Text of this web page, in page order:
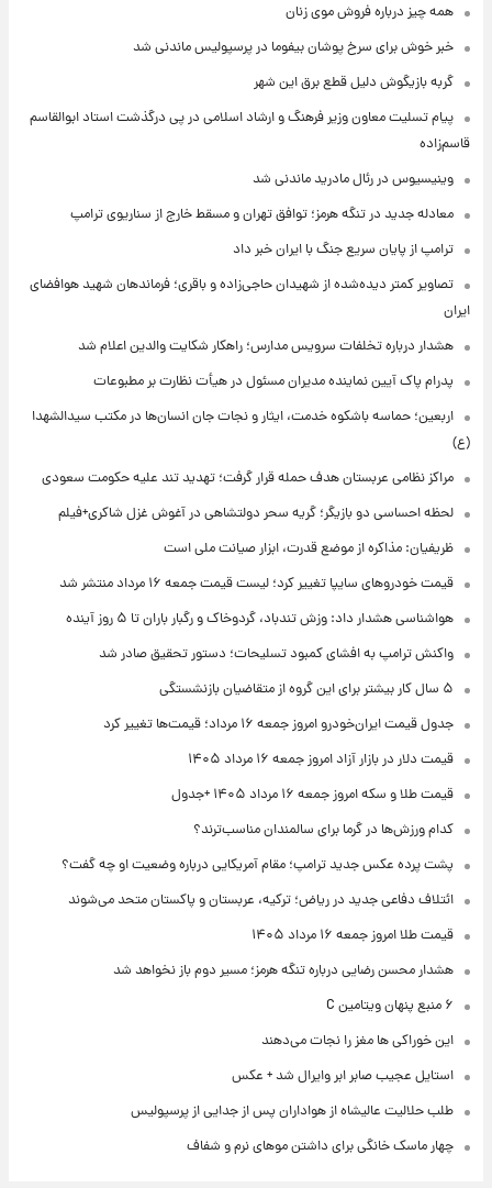
همه چیز درباره فروش موی زنان
خبر خوش برای سرخ پوشان بیفوما در پرسپولیس ماندنی شد
گربه بازیگوش دلیل قطع برق این شهر
پیام تسلیت معاون وزیر فرهنگ و ارشاد اسلامی در پی درگذشت استاد ابوالقاسم
قاسم‌زاده
وینیسیوس در رئال مادرید ماندنی شد
معادله جدید در تنگه هرمز؛ توافق تهران و مسقط خارج از سناریوی ترامپ
ترامپ از پایان سریع جنگ با ایران خبر داد
تصاویر کمتر دیده‌شده از شهیدان حاجی‌زاده و باقری؛ فرماندهان شهید هوافضای
ایران
هشدار درباره تخلفات سرویس مدارس؛ راهکار شکایت والدین اعلام شد
پدرام پاک آیین نماینده مدیران مسئول در هیأت نظارت بر مطبوعات
اربعین؛ حماسه باشکوه خدمت، ایثار و نجات جان انسان‌ها در مکتب سیدالشهدا
(ع)
مراکز نظامی عربستان هدف حمله قرار گرفت؛ تهدید تند علیه حکومت سعودی
لحظه احساسی دو بازیگر؛ گریه سحر دولتشاهی در آغوش غزل شاکری+فیلم
ظریفیان: مذاکره از موضع قدرت، ابزار صیانت ملی است
قیمت خودروهای سایپا تغییر کرد؛ لیست قیمت جمعه ۱۶ مرداد منتشر شد
هواشناسی هشدار داد: وزش تندباد، گردوخاک و رگبار باران تا ۵ روز آینده
واکنش ترامپ به افشای کمبود تسلیحات؛ دستور تحقیق صادر شد
۵ سال کار بیشتر برای این گروه از متقاضیان بازنشستگی
جدول قیمت ایران‌خودرو امروز جمعه ۱۶ مرداد؛ قیمت‌ها تغییر کرد
قیمت دلار در بازار آزاد امروز جمعه ۱۶ مرداد ۱۴۰۵
قیمت طلا و سکه امروز جمعه ۱۶ مرداد ۱۴۰۵ +جدول
کدام ورزش‌ها در گرما برای سالمندان مناسب‌ترند؟
پشت پرده عکس جدید ترامپ؛ مقام آمریکایی درباره وضعیت او چه گفت؟
ائتلاف دفاعی جدید در ریاض؛ ترکیه، عربستان و پاکستان متحد می‌شوند
قیمت طلا امروز جمعه ۱۶ مرداد ۱۴۰۵
هشدار محسن رضایی درباره تنگه هرمز؛ مسیر دوم باز نخواهد شد
۶ منبع پنهان ویتامین C
این خوراکی ها مغز را نجات می‌دهند
استایل عجیب صابر ابر وایرال شد + عکس
طلب حلالیت عالیشاه از هواداران پس از جدایی از پرسپولیس
چهار ماسک خانگی برای داشتن موهای نرم و شفاف